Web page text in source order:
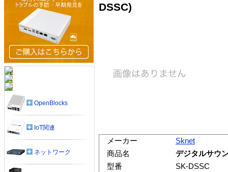
DSSC)
メーカー
Sknet
商品名
デジタルサウ
型番
SK-DSSC
OpenBlocks
IoT関連
ネットワーク